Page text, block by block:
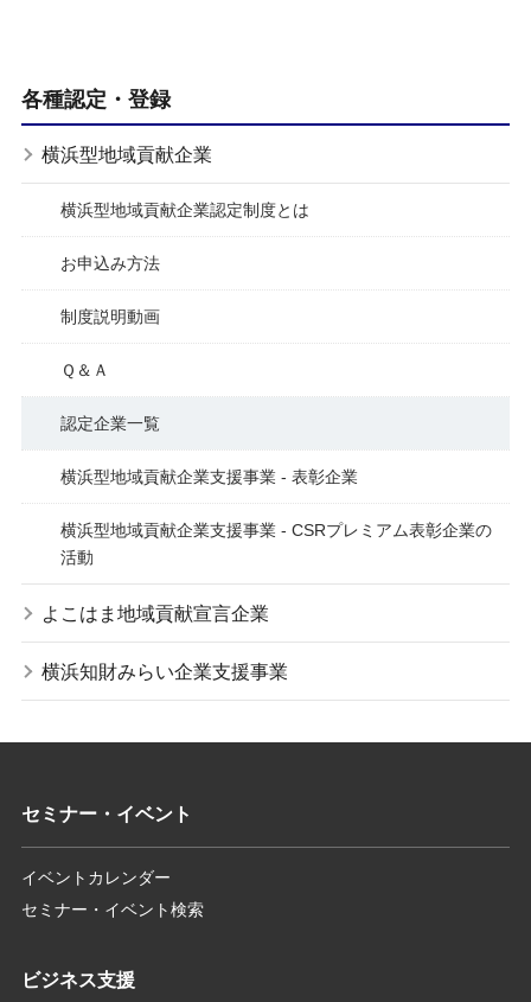
各種認定・登録
横浜型地域貢献企業
横浜型地域貢献企業認定制度とは
お申込み方法
制度説明動画
Ｑ＆Ａ
認定企業一覧
横浜型地域貢献企業支援事業 - 表彰企業
横浜型地域貢献企業支援事業 - CSRプレミアム表彰企業の
活動
よこはま地域貢献宣言企業
横浜知財みらい企業支援事業
セミナー・イベント
イベントカレンダー
セミナー・イベント検索
ビジネス支援